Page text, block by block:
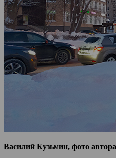
Василий Кузьмин, фото автора